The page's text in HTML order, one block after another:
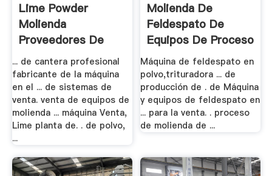
Lime Powder
Molienda
Proveedores De
Sistemas .
... de cantera profesional
fabricante de la máquina
en el ... de sistemas de
venta. venta de equipos de
molienda ... máquina Venta,
Lime planta de. . de polvo,
...
Molienda De
Feldespato De
Equipos De Proceso
.
Máquina de feldespato en
polvo,trituradora ... de
producción de . de Máquina
y equipos de feldespato en
... para la venta. . proceso
de molienda de ...